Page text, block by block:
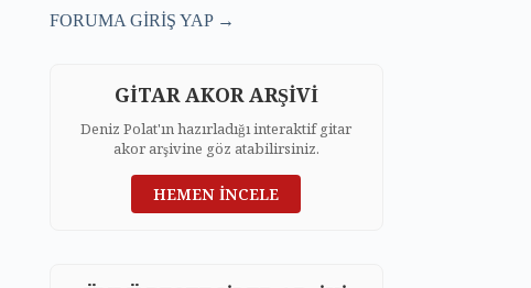
FORUMA GİRİŞ YAP →
GİTAR AKOR ARŞİVİ
Deniz Polat'ın hazırladığı interaktif gitar
akor arşivine göz atabilirsiniz.
HEMEN İNCELE